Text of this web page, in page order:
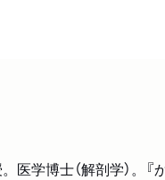
学博士（解剖学）。